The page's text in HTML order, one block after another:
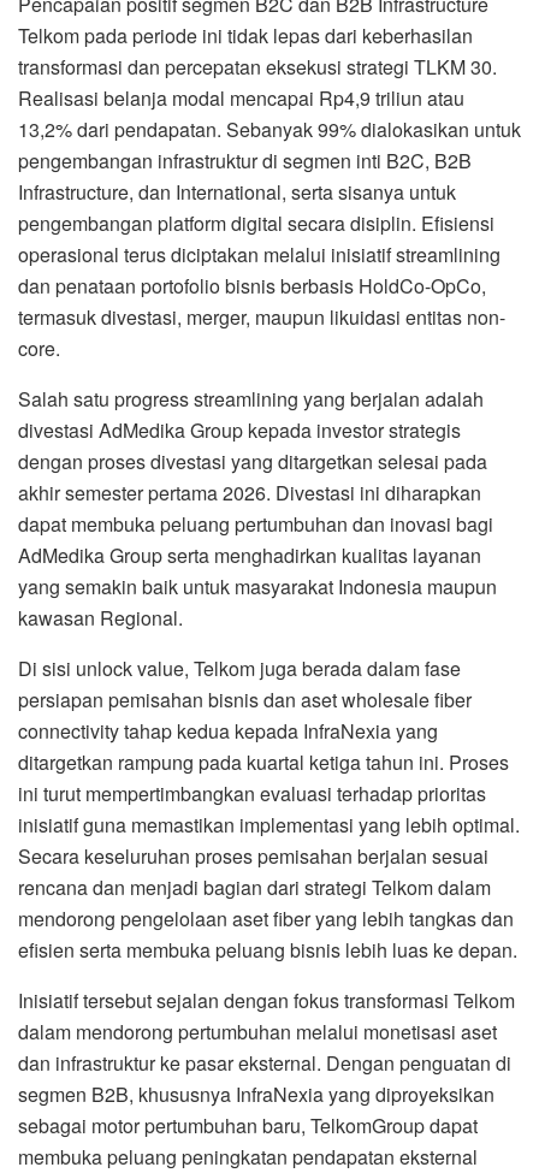
Telkom pada periode ini tidak lepas dari keberhasilan
transformasi dan percepatan eksekusi strategi TLKM 30.
Realisasi belanja modal mencapai Rp4,9 triliun atau
13,2% dari pendapatan. Sebanyak 99% dialokasikan untuk
pengembangan infrastruktur di segmen inti B2C, B2B
Infrastructure, dan International, serta sisanya untuk
pengembangan platform digital secara disiplin. Efisiensi
operasional terus diciptakan melalui inisiatif streamlining
dan penataan portofolio bisnis berbasis HoldCo-OpCo,
termasuk divestasi, merger, maupun likuidasi entitas non-
core.
Salah satu progress streamlining yang berjalan adalah
divestasi AdMedika Group kepada investor strategis
dengan proses divestasi yang ditargetkan selesai pada
akhir semester pertama 2026. Divestasi ini diharapkan
dapat membuka peluang pertumbuhan dan inovasi bagi
AdMedika Group serta menghadirkan kualitas layanan
yang semakin baik untuk masyarakat Indonesia maupun
kawasan Regional.
Di sisi unlock value, Telkom juga berada dalam fase
persiapan pemisahan bisnis dan aset wholesale fiber
connectivity tahap kedua kepada InfraNexia yang
ditargetkan rampung pada kuartal ketiga tahun ini. Proses
ini turut mempertimbangkan evaluasi terhadap prioritas
inisiatif guna memastikan implementasi yang lebih optimal.
Secara keseluruhan proses pemisahan berjalan sesuai
rencana dan menjadi bagian dari strategi Telkom dalam
mendorong pengelolaan aset fiber yang lebih tangkas dan
efisien serta membuka peluang bisnis lebih luas ke depan.
Inisiatif tersebut sejalan dengan fokus transformasi Telkom
dalam mendorong pertumbuhan melalui monetisasi aset
dan infrastruktur ke pasar eksternal. Dengan penguatan di
segmen B2B, khususnya InfraNexia yang diproyeksikan
sebagai motor pertumbuhan baru, TelkomGroup dapat
membuka peluang peningkatan pendapatan eksternal